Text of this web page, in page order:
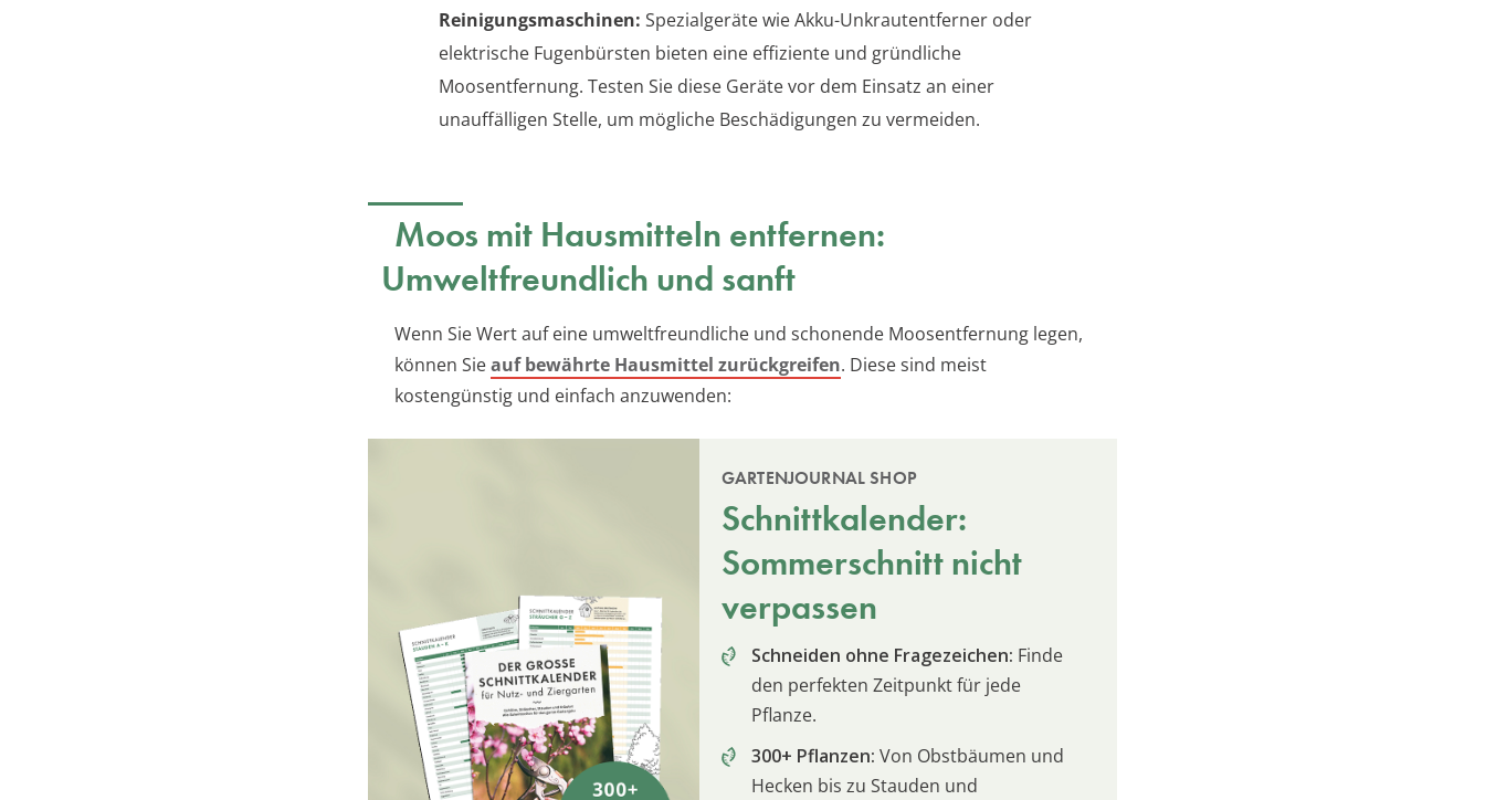
Reinigungsmaschinen: Spezialgeräte wie Akku-Unkrautentferner oder
elektrische Fugenbürsten bieten eine effiziente und gründliche
Moosentfernung. Testen Sie diese Geräte vor dem Einsatz an einer
unauffälligen Stelle, um mögliche Beschädigungen zu vermeiden.
Moos mit Hausmitteln entfernen:
Umweltfreundlich und sanft
Wenn Sie Wert auf eine umweltfreundliche und schonende Moosentfernung legen,
können Sieauf bewährte Hausmittel zurückgreifen. Diese sind meist
kostengünstig und einfach anzuwenden:
GARTENJOURNAL SHOP
Schnittkalender:
Sommerschnitt nicht
verpassen
Schneiden ohne Fragezeichen: Finde
den perfekten Zeitpunkt für jede
Pflanze.
300+ Pflanzen: Von Obstbäumen und
Hecken bis zu Stauden und